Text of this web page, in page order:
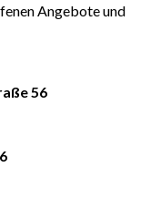
Angebote und
56